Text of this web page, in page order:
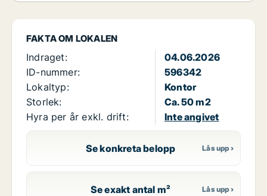
FAKTA OM LOKALEN
Indraget:
04.06.2026
ID-nummer:
596342
Lokaltyp:
Kontor
Storlek:
Ca. 50 m2
Hyra per år exkl. drift:
Inte angivet
Se konkreta belopp
Se exakt antal m²